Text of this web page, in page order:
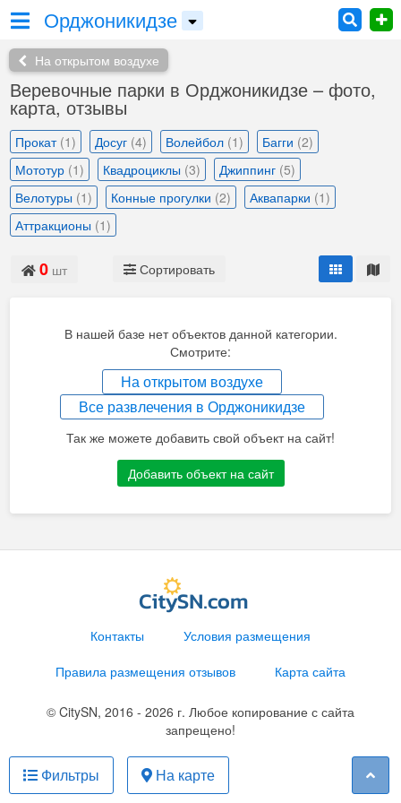
Орджоникидзе
На открытом воздухе
Веревочные парки в Орджоникидзе – фото,
карта, отзывы
Прокат (1) Досуг (4) Волейбол (1) Багги (2)
Мототур (1) Квадроциклы (3) Джиппинг (5)
Велотуры (1) Конные прогулки (2) Аквапарки (1)
Аттракционы (1)
0 шт Сортировать
В нашей базе нет объектов данной категории.
Смотрите:
На открытом воздухе
Все развлечения в Орджоникидзе
Так же можете добавить свой объект на сайт!
Добавить объект на сайт
Фильтры На карте
Контакты
Условия размещения
Правила размещения отзывов
Карта сайта
© CitySN, 2016 - 2026 г. Любое копирование с сайта
запрещено!